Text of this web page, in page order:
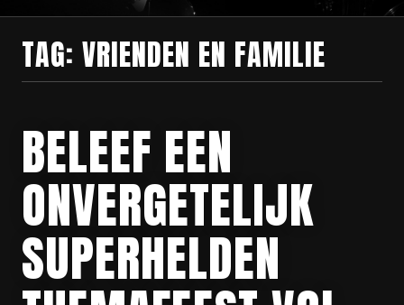
TAG: VRIENDEN EN FAMILIE
BELEEF EEN
ONVERGETELIJK
SUPERHELDEN